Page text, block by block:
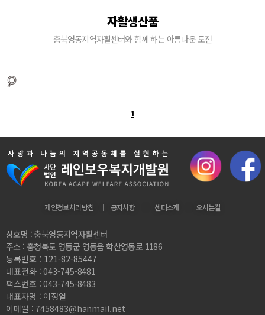
자활생산품
충북영동지역자활센터와 함께 하는 아름다운 도전
1
개인정보처리방침 ｜ 공지사항 ｜ 센터소개 ｜ 오시는길
상호명 : 충북영동지역자활센터
주소 : 충청북도 영동군 영동읍 학산영동로 1186
등록번호 : 121-82-85447
대표전화 : 043-745-8481
팩스번호 : 043-745-8483
대표자명 : 이정열
이메일 : 7458483@hanmail.net